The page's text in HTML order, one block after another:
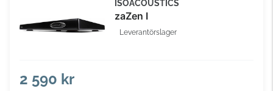
ISOACOUSTICS
zaZen I
Leverantörslager
2 590 kr